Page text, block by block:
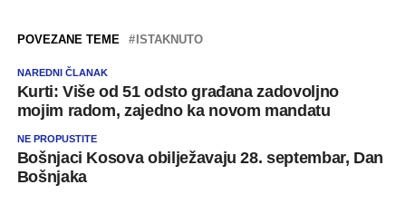
POVEZANE TEME ISTAKNUTO
NAREDNI ČLANAK
Kurti: Više od 51 odsto građana zadovoljno
mojim radom, zajedno ka novom mandatu
NE PROPUSTITE
Bošnjaci Kosova obilježavaju 28. septembar, Dan
Bošnjaka